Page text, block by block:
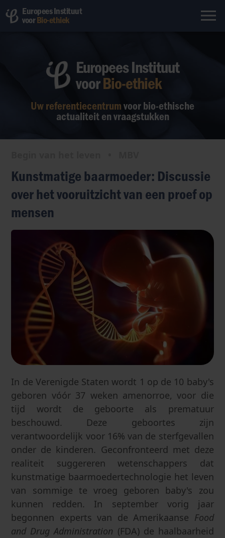
Europees Instituut
voorBio-ethiek
Uw referentiecentrumvoor bio-ethische
actualiteit en vraagstukken
Europees Instituut
voorBio-ethiek
Kunstmatige baarmoeder: Discussie
over het vooruitzicht van een proef op
mensen
In de Verenigde Staten wordt 1 op de 10 baby's
geboren vóór 37 weken amenorroe, voor die
tijd wordt de geboorte als prematuur
beschouwd. Deze geboortes zijn
verantwoordelijk voor 16% van de sterfgevallen
onder de kinderen. Geconfronteerd met deze
realiteit suggereren wetenschappers dat
kunstmatige baarmoedertechnologie het leven
van sommige te vroeg geboren baby's zou
kunnen redden. In september vorig jaar
begonnen experts van de Amerikaanse Food
and Drug Administration (FDA) de haalbaarheid